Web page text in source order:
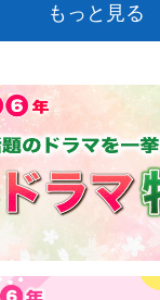
もっと見る